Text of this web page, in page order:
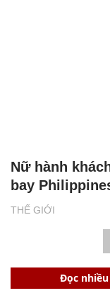
THẾ GIỚI
Nữ hành
bay
Đọc nhiều